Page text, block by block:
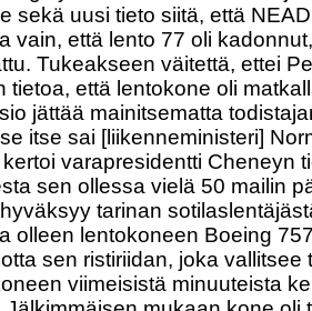
sekä uusi tieto siitä, että
vain, että lento 77 oli
Tukeakseen väitettä, ettei
tietoa, että lentokone oli
jättää mainitsematta
itse sai [liikenneministeri]
varapresidentti Cheneyn
sen ollessa vielä 50 mailin
tarinan
olleen lentokoneen Boeing
sen ristiriidan, joka vallitsee
viimeisistä minuuteista